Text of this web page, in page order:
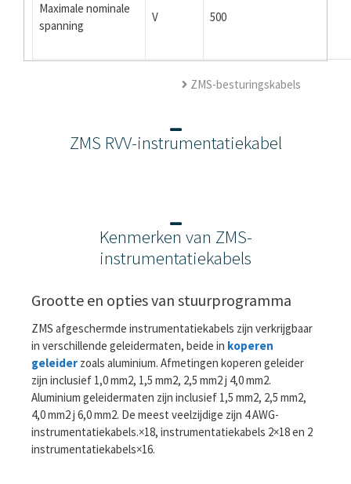
Maximale nominale
spanning
V 500
ZMS-besturingskabels
ZMS RVV-instrumentatiekabel
Kenmerken van ZMS-
instrumentatiekabels
Grootte en opties van stuurprogramma
ZMS afgeschermde instrumentatiekabels zijn verkrijgbaar
in verschillende geleidermaten, beide in koperen
geleider zoals aluminium. Afmetingen koperen geleider
zijn inclusief 1,0 mm2, 1,5 mm2, 2,5 mm2 j 4,0 mm2.
Aluminium geleidermaten zijn inclusief 1,5 mm2, 2,5 mm2,
4,0 mm2 j 6,0 mm2. De meest veelzijdige zijn 4 AWG-
instrumentatiekabels.×18, instrumentatiekabels 2×18 en 2
instrumentatiekabels×16.